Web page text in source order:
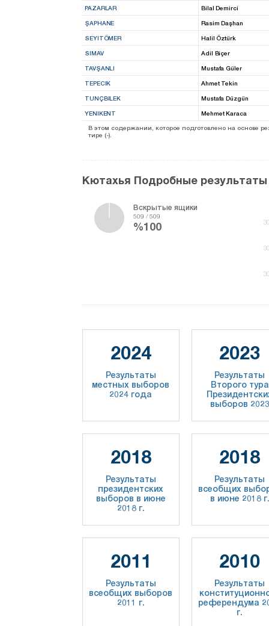
PAZARLAR Bilal Demirci
ŞAPHANE Rasim Daşhan
SEYITÖMER Halil Öztürk
SIMAV Adil Biçer
TAVŞANLI Mustafa Güler
TEPECIK Ahmet Tekin
TUNÇBILEK Mustafa Düzgün
YENIKENT Mehmet Karaca
В этом содержании, которое подготовлено на основе
тире (-).
Кютахья Подробные
Вскрытые ящики
509 / 509
%100
2024
Результаты
местных выборов
2024 года
2023
Результаты
Второго тура
выборов 2023
2018
Результаты
президентских
выборов в июне
2018 г.
2018
Результаты
всеобщих
в июне 2018 г.
2011
Результаты
всеобщих выборов
2011 г.
2010
Результаты
референдума
г.